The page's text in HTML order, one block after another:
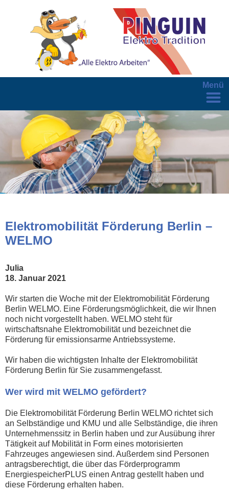
Menü
Elektromobilität Förderung Berlin –
WELMO
Julia
18. Januar 2021
Wir starten die Woche mit der Elektromobilität Förderung
Berlin WELMO. Eine Förderungsmöglichkeit, die wir Ihnen
noch nicht vorgestellt haben. WELMO steht für
wirtschaftsnahe Elektromobilität und bezeichnet die
Förderung für emissionsarme Antriebssysteme.
Wir haben die wichtigsten Inhalte der Elektromobilität
Förderung Berlin für Sie zusammengefasst.
Wer wird mit WELMO gefördert?
Die Elektromobilität Förderung Berlin WELMO richtet sich
an Selbständige und KMU und alle Selbständige, die ihren
Unternehmenssitz in Berlin haben und zur Ausübung ihrer
Tätigkeit auf Mobilität in Form eines motorisierten
Fahrzeuges angewiesen sind. Außerdem sind Personen
antragsberechtigt, die über das Förderprogramm
EnergiespeicherPLUS einen Antrag gestellt haben und
diese Förderung erhalten haben.